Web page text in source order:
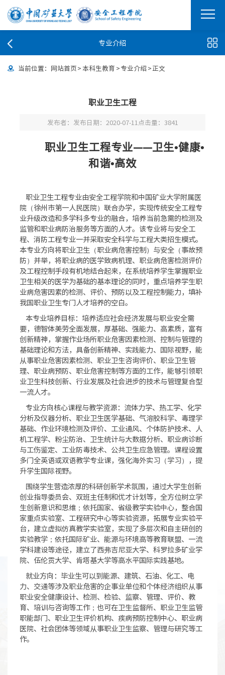
专业介绍
当前位置： 网站首页>本科生教育 >专业介绍 >正文
职业卫生工程
发布者： 发布日期：2020-07-11 点击量： 3841
职业卫生工程专业——卫生•健康•
和谐•高效
职业卫生工程专业由安全工程学院和中国矿业大学附属医
院（徐州市第一人民医院）联合办学，实现传统安全工程专
业升级改造和多学科多专业的融合，培养当前急需的检测及
监管和职业病防治服务等方面的人才。该专业将与安全工
程、消防工程专业一并采取安全科学与工程大类招生模式。
本专业方向将职业卫生（职业病危害控制）与安全（事故预
防）并举，将职业病的医学致病机理、职业病危害检测评价
及工程控制手段有机地结合起来，在系统培养学生掌握职业
卫生相关的医学为基础的基本理论的同时，重点培养学生职
业病危害因素的检测、评价、预防以及工程控制能力，填补
我国职业卫生专门人才培养的空白。
本专业培养目标：培养适应社会经济发展与职业安全需
要，德智体美劳全面发展，厚基础、强能力、高素质，富有
创新精神，掌握作业场所职业危害因素检测、控制与管理的
基础理论和方法，具备创新精神、实践能力、国际视野，能
从事职业危害因素检测、职业卫生咨询评价、职业卫生管
理、职业病预防、职业危害控制等方面的工作，能够引领职
业卫生科技创新、行业发展及社会进步的技术与管理复合型
一流人才。
专业方向核心课程与教学资源：流体力学、热工学、化学
分析及仪器分析、职业卫生医学基础、气溶胶科学、毒理学
基础、作业环境检测及评价、工业通风、个体防护技术、人
机工程学、粉尘防治、卫生统计与大数据分析、职业病诊断
与工伤鉴定、工业防毒技术、公共卫生应急管理。课程设置
多门全英语或双语教学专业课，强化海外实习（学习），提
升学生国际视野。
围绕学生营造浓厚的科研创新学术氛围，通过大学生创新
创业指导委员会、双班主任制和优才计划等，全方位树立学
生创新意识和思维；依托国家、省级教学实验中心，整合国
家重点实验室、工程研究中心等实验资源，拓展专业实验平
台，建立虚拟仿真教学实验室，实现了多层次和自主研创的
实验教学；依托国际矿业、能源与环境高等教育联盟、一流
学科建设等途径，建立了西弗吉尼亚大学、科罗拉多矿业学
院、伍伦贡大学、肯塔基大学等高水平国际实践基地。
就业方向：毕业生可以到能源、建筑、石油、化工、电
力、交通等涉及职业危害的企事业单位和个体经济组织从事
职业安全健康设计、检测、检验、监察、管理、评价、教
育、培训与咨询等工作；也可在卫生监督所、职业卫生监管
职能部门、职业卫生评价机构、疾病预防控制中心、职业病
医院、社会团体等领域从事职业卫生监察、管理与研究等工
作。